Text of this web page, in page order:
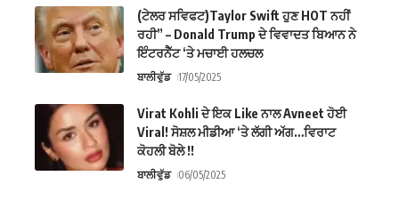
(ਟੇਲਰ ਸਵਿਫਟ)Taylor Swift ਹੁਣ HOT ਨਹੀਂ
ਰਹੀ” – Donald Trump ਦੇ ਵਿਵਾਦਤ ਬਿਆਨ ਨੇ
ਇੰਟਰਨੈੱਟ ‘ਤੇ ਮਚਾਈ ਹਲਚਲ
ਬਾਲੀਵੁੱਡ 17/05/2025
Virat Kohli ਦੇ ਇਕ Like ਨਾਲ Avneet ਹੋਈ
Viral! ਸੋਸ਼ਲ ਮੀਡੀਆ ‘ਤੇ ਲੱਗੀ ਅੱਗ…ਵਿਰਾਟ
ਕੋਹਲੀ ਬੋਲੇ !!
ਬਾਲੀਵੁੱਡ 06/05/2025